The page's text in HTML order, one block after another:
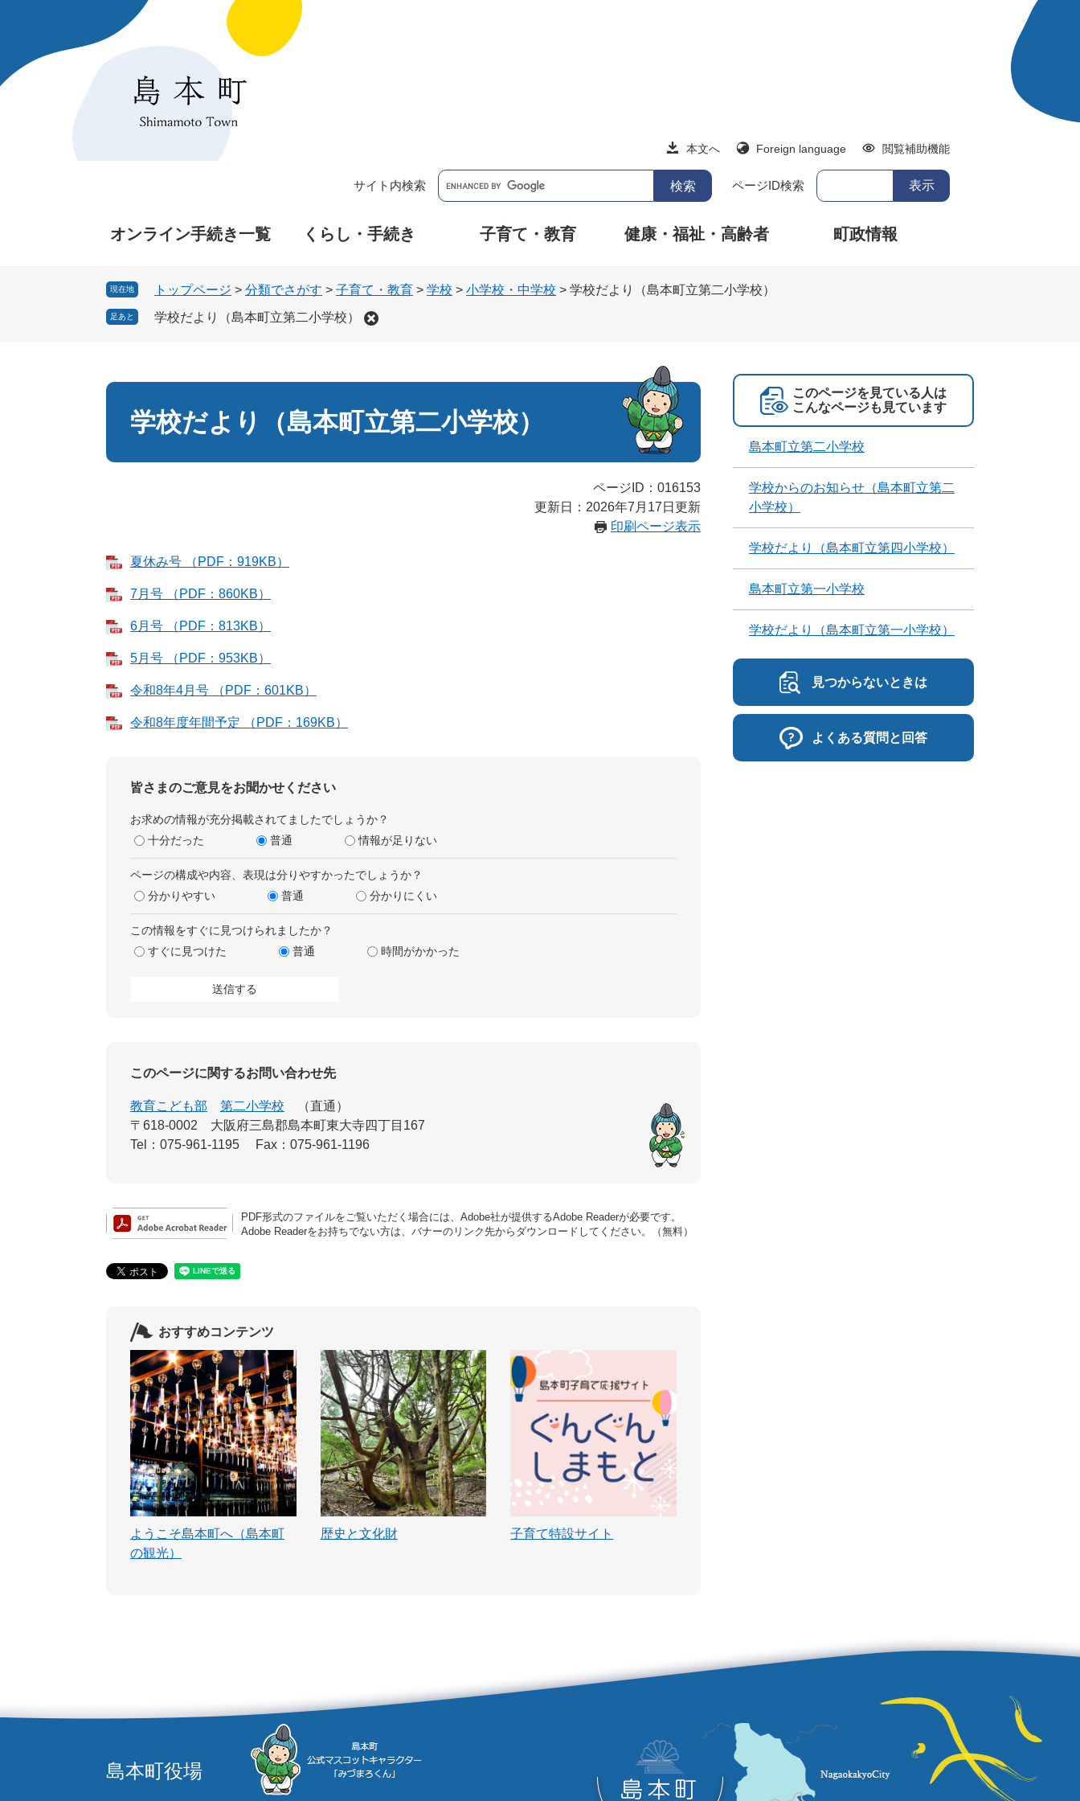
先
を
本文へ Foreign language 閲覧補助機能
サイト内検索 ページID検索
オンライン手続き一覧 くらし・手続き 子育て・教育 健康・福祉・高齢者 町政情報
現在地 トップページ > 分類でさがす > 子育て・教育 > 学校 > 小学校・中学校 > 学校だより（島本町立第二小学校）
足あと 学校だより（島本町立第二小学校）
学校だより（島本町立第二小学校）
ページID：016153
更新日：2026年7月17日更新
印刷ページ表示
夏休み号 （PDF：919KB）
7月号 （PDF：860KB）
6月号 （PDF：813KB）
5月号 （PDF：953KB）
令和8年4月号 （PDF：601KB）
令和8年度年間予定 （PDF：169KB）
皆さまのご意見をお聞かせください
お求めの情報が充分掲載されてましたでしょうか？
十分だった
普通 情報が足りない
ページの構成や内容、表現は分りやすかったでしょうか？
分かりやすい
普通 分かりにくい
この情報をすぐに見つけられましたか？
すぐに見つけた
普通 時間がかかった
このページに関するお問い合わせ先
教育こども部 第二小学校
直通
〒618-0002
大阪府三島郡島本町東大寺四丁目167
Tel：075-961-1195
Fax：075-961-1196
PDF形式のファイルをご覧いただく場合には、Adobe社が提供するAdobe Readerが必要です。
Adobe Readerをお持ちでない方は、バナーのリンク先からダウンロードしてください。（無料）
おすすめコンテンツ
ようこそ島本町へ（島本町
の観光）
歴史と文化財 子育て特設サイト
このページを見ている人は
こんなページも見ています
島本町立第二小学校
学校からのお知らせ（島本町立第二
小学校）
学校だより（島本町立第四小学校）
島本町立第一小学校
学校だより（島本町立第一小学校）
見つからないときは
よくある質問と回答
島本町役場